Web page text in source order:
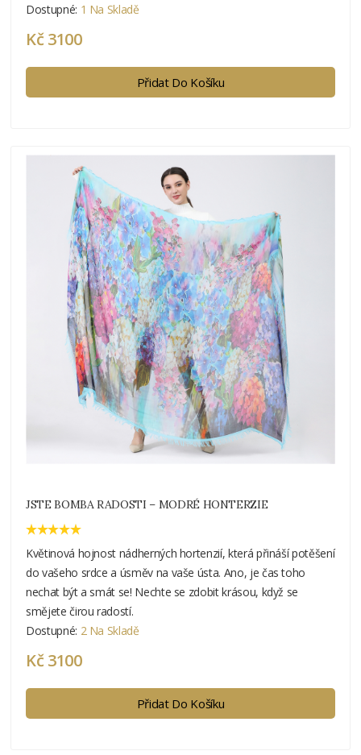
Dostupné: 1 Na Skladě
Kč 3100
Přidat Do Košíku
JSTE BOMBA RADOSTI – MODRÉ HONTERZIE
Květinová hojnost nádherných hortenzií, která přináší potěšení
do vašeho srdce a úsměv na vaše ústa. Ano, je čas toho
nechat být a smát se! Nechte se zdobit krásou, když se
smějete čirou radostí.
Dostupné: 2 Na Skladě
Kč 3100
Přidat Do Košíku